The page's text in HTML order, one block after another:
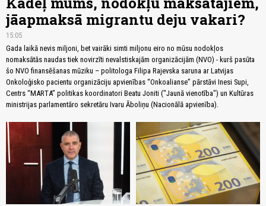
jāapmaksā migrantu deju vakari?
15:05
Gada laikā nevis miljoni, bet vairāki simti miljonu eiro no mūsu nodokļos
nomaksātās naudas tiek novirzīti nevalstiskajām organizācijām (NVO) - kurš pasūta
šo NVO finansēšanas mūziku – politologa Filipa Rajevska saruna ar Latvijas
Onkoloģisko pacientu organizāciju apvienības “Onkoalianse” pārstāvi Inesi Supi,
Centrs “MARTA” politikas koordinatori Beatu Joniti ("Jaunā vienotība") un Kultūras
ministrijas parlamentāro sekretāru Ivaru Āboliņu (Nacionālā apvienība).